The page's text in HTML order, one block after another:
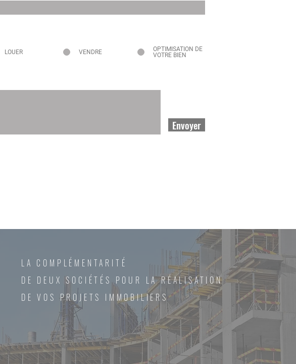
LOUER VENDRE
OPTIMISATION DE
VOTRE BIEN
Envoyer
LA COMPLÉMENTARITÉ
DE DEUX SOCIÉTÉS POUR LA RÉALISATION
DE VOS PROJETS IMMOBILIERS